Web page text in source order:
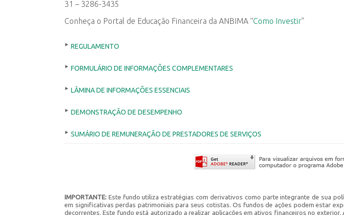
31 – 3286-3435
Conheça o Portal de Educação Financeira da ANBIMA “Como Investir”
‣ REGULAMENTO
‣ FORMULÁRIO DE INFORMAÇÕES COMPLEMENTARES
‣ LÂMINA DE INFORMAÇÕES ESSENCIAIS
‣ DEMONSTRAÇÃO DE DESEMPENHO
‣ SUMÁRIO DE REMUNERAÇÃO DE PRESTADORES DE SERVIÇOS
IMPORTANTE: Este fundo utiliza estratégias com derivativos como parte integrante de sua
em significativas perdas patrimoniais para seus cotistas. Os fundos de ações podem estar
decorrentes. Este fundo está autorizado a realizar aplicações em ativos financeiros no